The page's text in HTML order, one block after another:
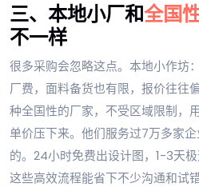
三、本地小厂和全国
不一样
很多采购会忽略这点。本地小作坊
厂费，面料备货也有限，报价往往
种全国性的厂家，不受区域限制，
单价压下来。他们服务过7万多家
的。24小时免费出设计图，1-3天
这些高效流程能省下不少沟通和试